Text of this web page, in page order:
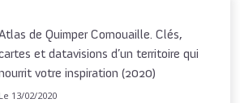
de Quimper Cornouaille. Clés,
et datavisions d’un territoire qui
votre inspiration (2020)
Le 13/02/2020